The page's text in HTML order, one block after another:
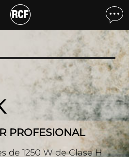
PROFESIONAL
de 1250 W de Clase H